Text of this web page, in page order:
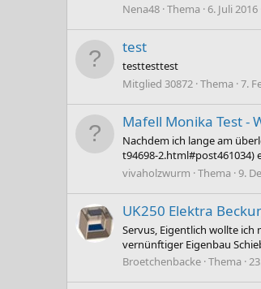
Nena48 Thema 6. Juli 2016
test
testtesttest
Mitglied 30872 Thema 7.
Mafell Monika Test -
Nachdem ich lange am
t94698-2.html#post461034)
vivaholzwurm Thema 9.
UK250 Elektra
Servus, Eigentlich wollte ich
vernünftiger Eigenbau
Broetchenbacke Thema